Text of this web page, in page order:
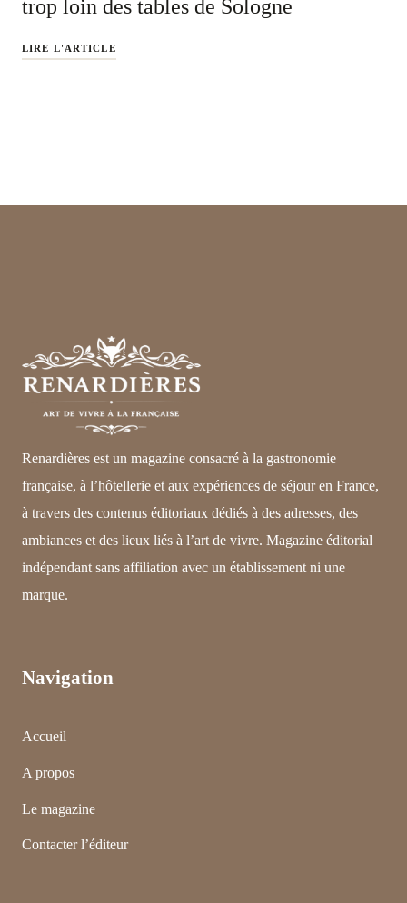
trop loin des tables de Sologne
LIRE L'ARTICLE
Renardières est un magazine consacré à la gastronomie
française, à l’hôtellerie et aux expériences de séjour en France,
à travers des contenus éditoriaux dédiés à des adresses, des
ambiances et des lieux liés à l’art de vivre. Magazine éditorial
indépendant sans affiliation avec un établissement ni une
marque.
Navigation
Accueil
A propos
Le magazine
Contacter l’éditeur